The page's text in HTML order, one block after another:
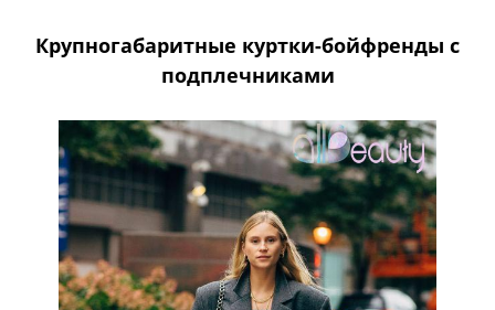
Крупногабаритные куртки-бойфренды с
подплечниками